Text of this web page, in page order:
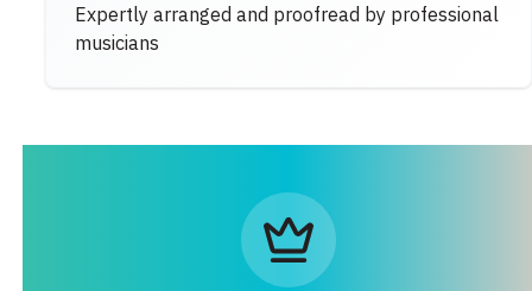
Expertly arranged and proofread by professional
musicians